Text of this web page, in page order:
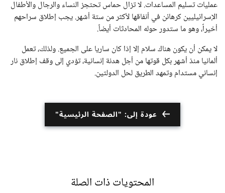
عمليات تسليم المساعدات. لا تزال حماس تحتجز النساء والرجال والأطفال
الإسرائيليين كرهائن في أنفاقها لأكثر من ستة أشهر. يجب إطلاق سراحهم
أخيراً، وهو ما ستدور حوله المحادثات أيضاً.
لا يمكن أن يكون هناك سلام إلا إذا كان ساريا على الجميع. ولذلك، تعمل
ألمانيا منذ أشهر بكل قوتها من أجل هدنة إنسانية، تؤدي إلى وقف إطلاق نار
إنساني مستدام وتمهد الطريق لحل الدولتين.
عودة إلى: "الصفحة الرئيسية"
المحتويات ذات الصلة